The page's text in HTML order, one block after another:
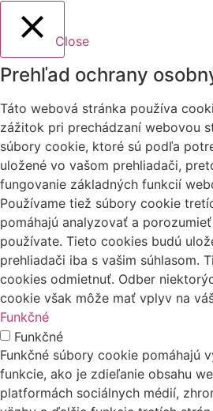
Close
Prehľad ochrany
Táto webová stránka používa
zážitok pri prechádzaní webovou
súbory cookie, ktoré sú podľa
uložené vo vašom prehliadači,
fungovanie základných funkcií
Používame tiež súbory cookie
pomáhajú analyzovať a
používate. Tieto cookies budú
prehliadači iba s vašim súhlasom.
cookies odmietnuť. Odber
cookie však môže mať vplyv na
Funkčné
Funkčné
Funkčné súbory cookie pomáhajú
funkcie, ako je zdieľanie obsahu
platformách sociálnych médií,